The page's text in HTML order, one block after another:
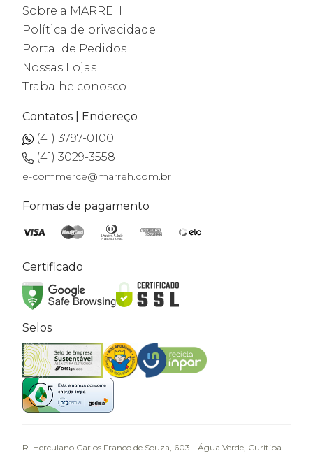
Sobre a MARREH
Política de privacidade
Portal de Pedidos
Nossas Lojas
Trabalhe conosco
Contatos | Endereço
(41) 3797-0100
(41) 3029-3558
e-commerce@marreh.com.br
Formas de pagamento
Certificado
Selos
R. Herculano Carlos Franco de Souza, 603 - Água Verde, Curitiba -